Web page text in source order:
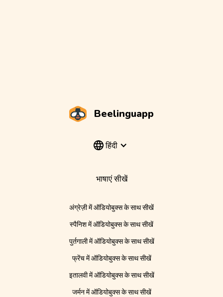
Beelinguapp
हिंदी
भाषाएं सीखें
अंग्रेज़ी में ऑडियोबुक्स के साथ सीखें
स्पैनिश में ऑडियोबुक्स के साथ सीखें
पुर्तगाली में ऑडियोबुक्स के साथ सीखें
फ्रेंच में ऑडियोबुक्स के साथ सीखें
इतालवी में ऑडियोबुक्स के साथ सीखें
जर्मन में ऑडियोबुक्स के साथ सीखें